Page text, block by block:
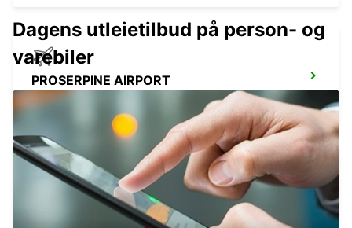
PROSERPINE AIRPORT
PROSERPINE - AUSTRALIA
MACKAY AIRPORT
MACKAY - AUSTRALIA
Dagens utleietilbud på person- og
varebiler